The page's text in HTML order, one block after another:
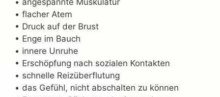
• flacher Atem
• Druck auf der Brust
• Enge im Bauch
• innere Unruhe
• Erschöpfung nach sozialen Kontakten
• schnelle Reizüberflutung
• das Gefühl, nicht abschalten zu können